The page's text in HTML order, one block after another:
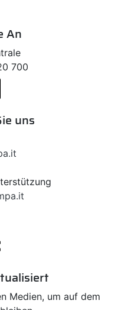
An
700
uns
Medien, um auf dem